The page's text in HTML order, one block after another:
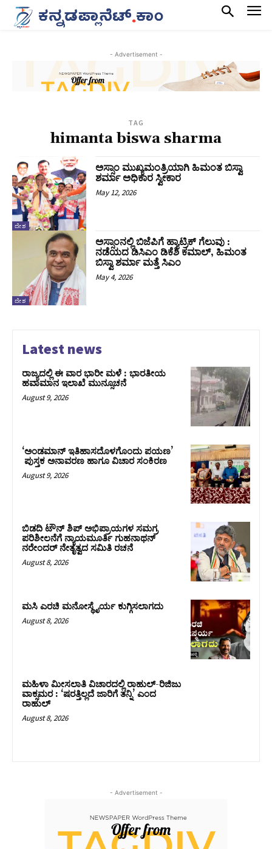
- Advertisement -
TAG
himanta biswa sharma
ದೇಶ
ಅಸ್ಸಾಂ ಮುಖ್ಯಮಂತ್ರಿಯಾಗಿ ಹಿಮಂತ ಬಿಸ್ವಾ
ಶರ್ಮಾ ಅಧಿಕಾರ ಸ್ವೀಕಾರ
May 12, 2026
ದೇಶ
ಅಸ್ಸಾಂನಲ್ಲಿ ಬಿಜೆಪಿಗೆ ಹ್ಯಾಟ್ರಿಕ್‌ ಗೆಲುವು :
ನಡೆಯದ ಡಿಸಿಎಂ ಡಿಕೆಶಿ ಕಮಾಲ್‌, ಹಿಮಂತ
ಬಿಸ್ವಾ ಶರ್ಮಾ ಮತ್ತೆ ಸಿಎಂ
May 4, 2026
Latest news
ರಾಜ್ಯದಲ್ಲಿ ಈ ವಾರ ಭಾರೀ ಮಳೆ : ಭಾರತೀಯ
ಹವಾಮಾನ ಇಲಾಖೆ ಮುನ್ಸೂಚನೆ
August 9, 2026
‘ಅಂಡಮಾನ್ ಇತಿಹಾಸದೊಳಗೊಂದು ಪಯಣ’
ಪುಸ್ತಕ ಅನಾವರಣ ಹಾಗೂ ವಿಚಾರ ಸಂಕಿರಣ
August 9, 2026
ಬಿಡದಿ ಟೌನ್ ಶಿಪ್ ಅಭಿಪ್ರಾಯಗಳ ಸಮಗ್ರ
ಪರಿಶೀಲನೆಗೆ ನ್ಯಾಯಮೂರ್ತಿ ಗುಹನಾಥನ್
ನರೇಂದರ್ ನೇತೃತ್ವದ ಸಮಿತಿ ರಚನೆ
August 8, 2026
ಮಸಿ ಎರಚಿ ಮನೋಸ್ಥೈರ್ಯ ಕುಗ್ಗಿಸಲಾಗದು
August 8, 2026
ಮಹಿಳಾ ಮೀಸಲಾತಿ ವಿಚಾರದಲ್ಲಿ ರಾಹುಲ್‌-ರಿಜಿಜು
ವಾಕ್ಸಮರ : ‘ಷರತ್ತಿಲ್ಲದೆ ಜಾರಿಗೆ ತನ್ನಿ’ ಎಂದ
ರಾಹುಲ್‌
August 8, 2026
- Advertisement -